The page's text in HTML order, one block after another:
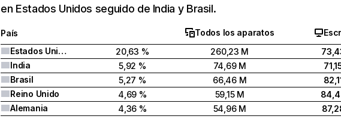
en Estados Unidos seguido de India y Brasil.
País Todos los aparatos
Estados Unidos
20,63 % 260,23 M
India
5,92 % 74,69 M
Brasil
5,27 % 66,46 M
Reino Unido
4,69 % 59,15 M
Alemania
4,36 % 54,96 M